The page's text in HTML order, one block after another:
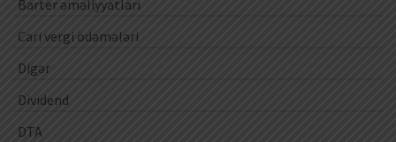
Barter əməliyyatları
Cari vergi ödəmələri
Digər
Dividend
DTA